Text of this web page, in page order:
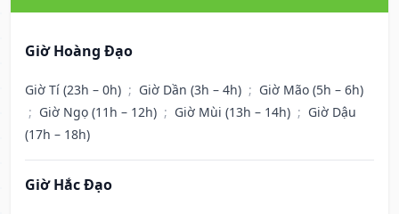
Giờ Hoàng Đạo
Giờ Tí (23h – 0h) ; Giờ Dần (3h – 4h) ; Giờ Mão (5h – 6h)
; Giờ Ngọ (11h – 12h) ; Giờ Mùi (13h – 14h) ; Giờ Dậu
(17h – 18h)
Giờ Hắc Đạo